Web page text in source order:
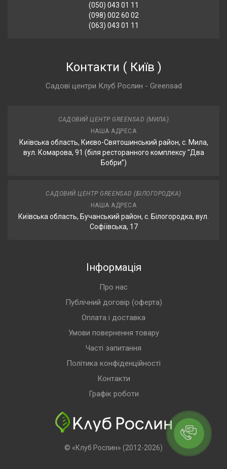
(050) 043 01 11
(098) 002 60 02
(063) 043 01 11
Контакти ( Київ )
Садові центри Клуб Рослин - Greensad
САДОВИЙ ЦЕНТР GREENSAD (МИЛА)
НАША АДРЕСА
Київська область, Києво-Святошинський район, с. Мила,
вул. Комарова, 91 (біля ресторанного комплексу "Два
Бобри”)
САДОВИЙ ЦЕНТР GREENSAD (БІЛОГОРОДКА)
НАША АДРЕСА
Київська область, Бучанський район, с. Білогородка, вул.
Софіївська, 17
Інформація
Про нас
Публічний договір (оферта)
Оплата і доставка
Умови повернення товару
Часті запитання
Політика конфіденційності
Контакти
Графік роботи
© «Клуб Рослин» (2012-2026)